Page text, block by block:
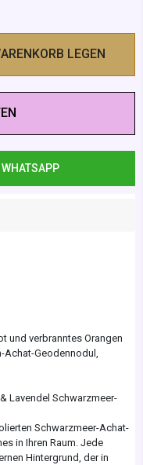
LEGEN
WHATSAPP
und verbranntes Orangen
Geodennodul,
Lavendel Schwarzmeer-
Schwarzmeer-Achat-
in Ihren Raum. Jede
Hintergrund, der in